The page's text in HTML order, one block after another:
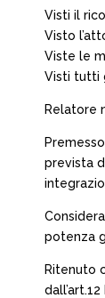
Visti il
Visto
Viste le
Visti tutti
Relatore
prevista
potenza
Ritenuto